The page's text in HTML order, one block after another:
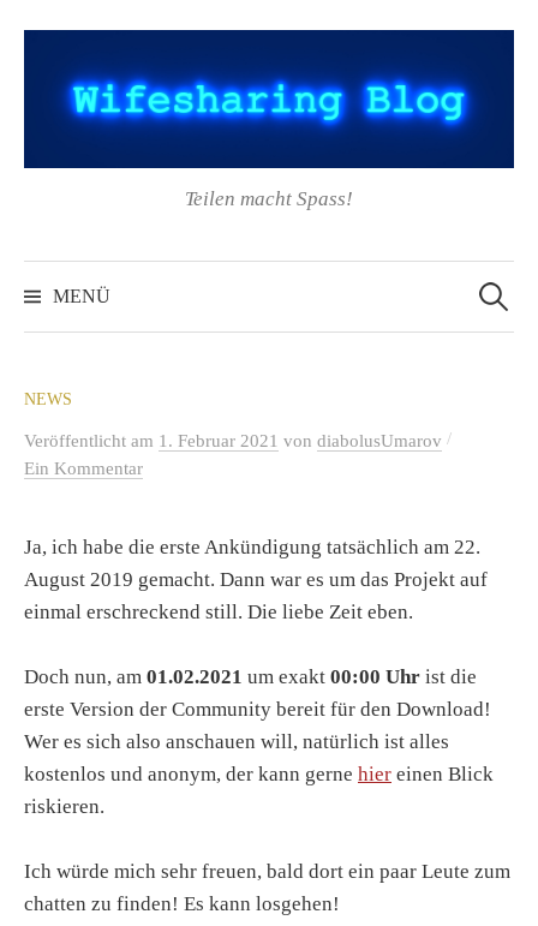
Inhalt
Teilen macht Spass!
MENÜ
nach:
NEWS
Veröffentlicht am 1. Februar 2021 von diabolusUmarov /
Ein Kommentar
Ja, ich habe die erste Ankündigung tatsächlich am 22.
August 2019 gemacht. Dann war es um das Projekt auf
einmal erschreckend still. Die liebe Zeit eben.
Doch nun, am 01.02.2021 um exakt 00:00 Uhr ist die
erste Version der Community bereit für den Download!
Wer es sich also anschauen will, natürlich ist alles
kostenlos und anonym, der kann gerne hier einen Blick
riskieren.
Ich würde mich sehr freuen, bald dort ein paar Leute zum
chatten zu finden! Es kann losgehen!